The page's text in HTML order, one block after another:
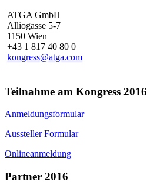
ATGA GmbH
Alliogasse 5-7
1150 Wien
+43 1 817 40 80 0
kongress@atga.com
Teilnahme am Kongress 2016
Anmeldungsformular
Aussteller Formular
Onlineanmeldung
Partner 2016